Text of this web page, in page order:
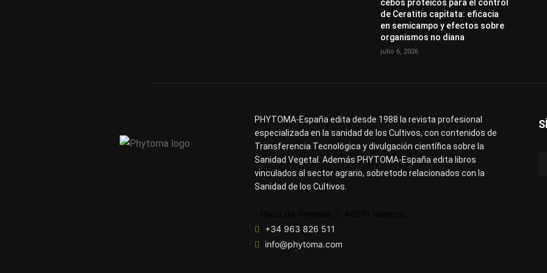
cebos proteicos para el control
de Ceratitis capitata: eficacia
en semicampo y efectos sobre
organismos no diana
julio 6, 2026
PHYTOMA-España edita desde 1988 la revista profesional
especializada en la sanidad de los Cultivos, con contenidos de
Transferencia Tecnológica y divulgación científica sobre la
Sanidad Vegetal. Además PHYTOMA-España edita libros
vinculados al sector agrario, sobretodo relacionados con la
Sanidad de los Cultivos.
+34 963 826 511
info@phytoma.com